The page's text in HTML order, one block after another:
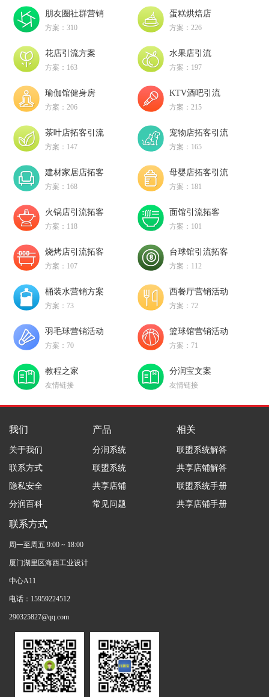
朋友圈社群营销
方案：310
蛋糕烘焙店
方案：226
花店引流方案
方案：163
水果店引流
方案：197
瑜伽馆健身房
方案：206
KTV酒吧引流
方案：215
茶叶店拓客引流
方案：147
宠物店拓客引流
方案：165
建材家居店拓客
方案：168
母婴店拓客引流
方案：181
火锅店引流拓客
方案：118
面馆引流拓客
方案：101
烧烤店引流拓客
方案：107
台球馆引流拓客
方案：112
桶装水营销方案
方案：73
西餐厅营销活动
方案：72
羽毛球营销活动
方案：70
篮球馆营销活动
方案：71
教程之家
友情链接
分润宝文案
友情链接
我们
关于我们
联系方式
隐私安全
分润百科
产品
分润系统
联盟系统
共享店铺
常见问题
相关
联盟系统解答
共享店铺解答
联盟系统手册
共享店铺手册
联系方式
周一至周五 9:00 ~ 18:00
厦门湖里区海西工业设计
中心A11
电话：15959224512
290325827@qq.com